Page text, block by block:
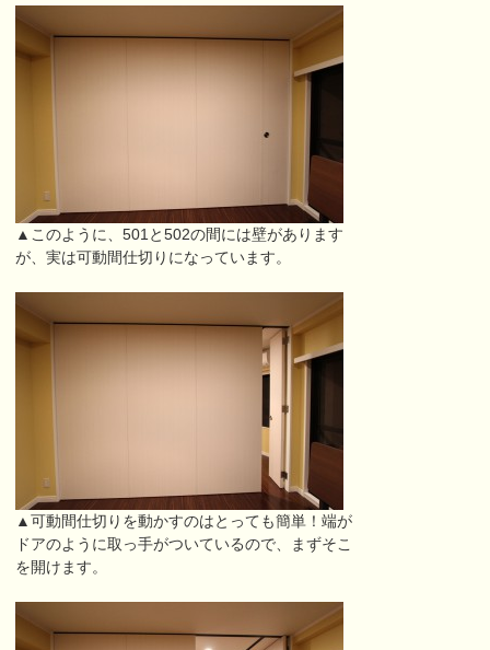
▲このように、501と502の間には壁があります
が、実は可動間仕切りになっています。
▲可動間仕切りを動かすのはとっても簡単！端が
ドアのように取っ手がついているので、まずそこ
を開けます。